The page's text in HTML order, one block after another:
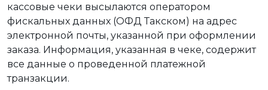
кассовые чеки высылаются оператором
фискальных данных (ОФД Такском) на адрес
электронной почты, указанной при оформлении
заказа. Информация, указанная в чеке, содержит
все данные о проведенной платежной
транзакции.